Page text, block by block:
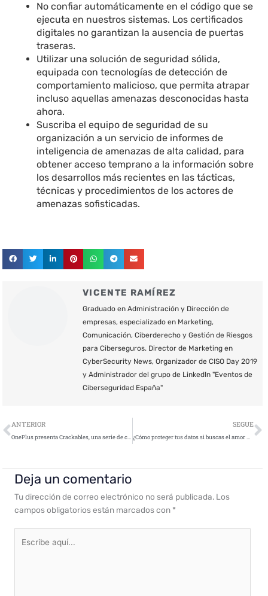
No confiar automáticamente en el código que se
ejecuta en nuestros sistemas. Los certificados
digitales no garantizan la ausencia de puertas
traseras.
Utilizar una solución de seguridad sólida,
equipada con tecnologías de detección de
comportamiento malicioso, que permita atrapar
incluso aquellas amenazas desconocidas hasta
ahora.
Suscriba el equipo de seguridad de su
organización a un servicio de informes de
inteligencia de amenazas de alta calidad, para
obtener acceso temprano a la información sobre
los desarrollos más recientes en las tácticas,
técnicas y procedimientos de los actores de
amenazas sofisticadas.
VICENTE RAMÍREZ
Graduado en Administración y Dirección de
empresas, especializado en Marketing,
Comunicación, Ciberderecho y Gestión de Riesgos
para Ciberseguros. Director de Marketing en
CyberSecurity News, Organizador de CISO Day 2019
y Administrador del grupo de LinkedIn "Eventos de
Ciberseguridad España"
Ant
ANTERIOR
OnePlus presenta Crackables, una serie de cripto-desafíos para gamers de todo el mundo
SEGUE
¿Cómo proteger tus datos si buscas el amor por Internet?
Deja un comentario
Tu dirección de correo electrónico no será publicada. Los
campos obligatorios están marcados con *
aquí...